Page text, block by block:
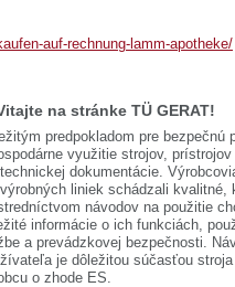
auf-rechnung-lamm-apotheke/
na stránke TÜ GERAT!
predpokladom pre bezpečnú
využitie strojov,
dokumentácie.
liniek schádzali kvalitné,
návodov na použitie
informácie o ich funkciách,
a prevádzkovej bezpečnosti.
je dôležitou súčasťou
o zhode ES.